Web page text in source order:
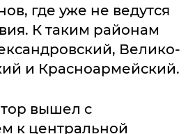
где уже не ведутся
К таким районам
Велико-
и Красноармейский.
вышел с
к центральной